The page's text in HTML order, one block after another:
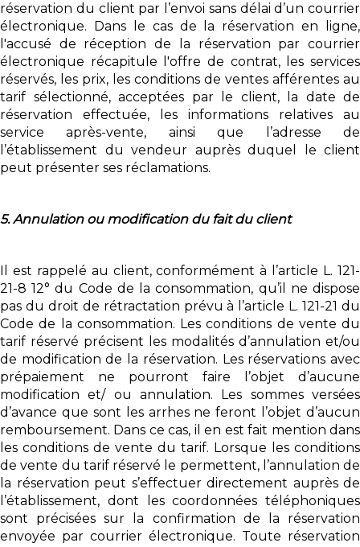
réservation du client par l’envoi sans délai d’un courrier
électronique. Dans le cas de la réservation en ligne,
l'accusé de réception de la réservation par courrier
électronique récapitule l'offre de contrat, les services
réservés, les prix, les conditions de ventes afférentes au
tarif sélectionné, acceptées par le client, la date de
réservation effectuée, les informations relatives au
service après-vente, ainsi que l’adresse de
l’établissement du vendeur auprès duquel le client
peut présenter ses réclamations.
5. Annulation ou modification du fait du client
Il est rappelé au client, conformément à l’article L. 121-
21-8 12° du Code de la consommation, qu’il ne dispose
pas du droit de rétractation prévu à l’article L. 121-21 du
Code de la consommation. Les conditions de vente du
tarif réservé précisent les modalités d’annulation et/ou
de modification de la réservation. Les réservations avec
prépaiement ne pourront faire l’objet d’aucune
modification et/ ou annulation. Les sommes versées
d’avance que sont les arrhes ne feront l’objet d’aucun
remboursement. Dans ce cas, il en est fait mention dans
les conditions de vente du tarif. Lorsque les conditions
de vente du tarif réservé le permettent, l’annulation de
la réservation peut s’effectuer directement auprès de
l’établissement, dont les coordonnées téléphoniques
sont précisées sur la confirmation de la réservation
envoyée par courrier électronique. Toute réservation